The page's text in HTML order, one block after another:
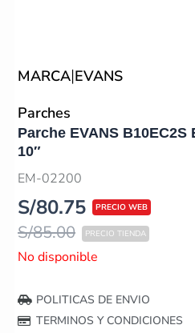
MARCA|EVANS
Parches
Parche EVANS B10EC2S
10″
EM-02200
S/85.00
S/80.75
No disponible
POLITICAS DE ENVIO
TERMINOS Y CONDICIONES